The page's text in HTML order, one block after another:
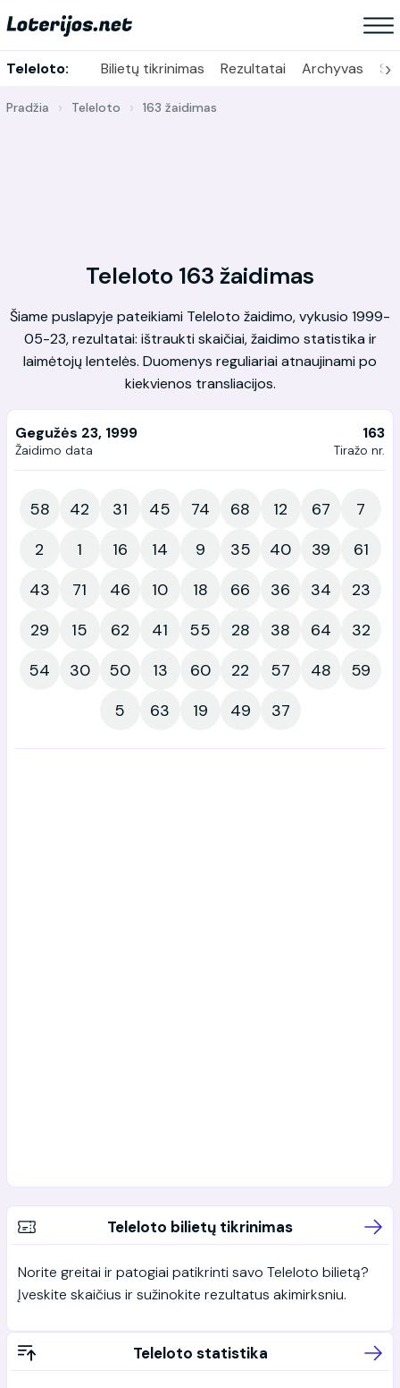
Teleloto: Bilietų tikrinimas Rezultatai Archyvas ›
Pradžia Teleloto 163 žaidimas
Teleloto 163 žaidimas
Šiame puslapyje pateikiami Teleloto žaidimo, vykusio 1999-
05-23, rezultatai: ištraukti skaičiai, žaidimo statistika ir
laimėtojų lentelės. Duomenys reguliariai atnaujinami po
kiekvienos transliacijos.
Gegužės 23, 1999
Žaidimo data
163
Tiražo nr.
58 42 31 45 74 68 12 67
7
2
1 16 14 9 35 40 39
61
43
71 46 10 18 66 36 34
23
29
15 62 41 55 28 38 64
32
54
30 50 13 60 22 57 48
59
5
63 19 49 37
Teleloto bilietų tikrinimas
Norite greitai ir patogiai patikrinti savo Teleloto bilietą?
Įveskite skaičius ir sužinokite rezultatus akimirksniu.
Teleloto statistika